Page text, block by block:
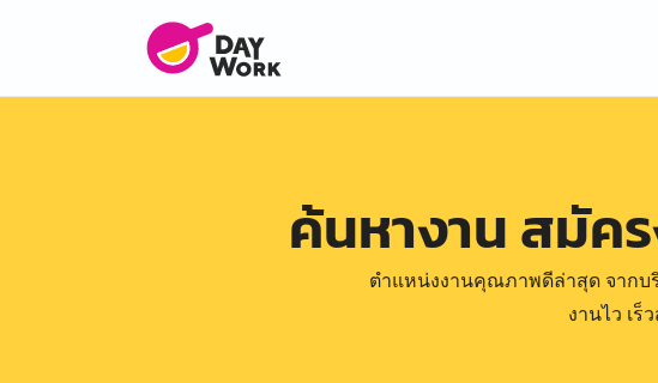
ค้นหางาน สมัค
ตำแหน่งงานคุณภาพดีล่าสุด จาก
งานไว เ